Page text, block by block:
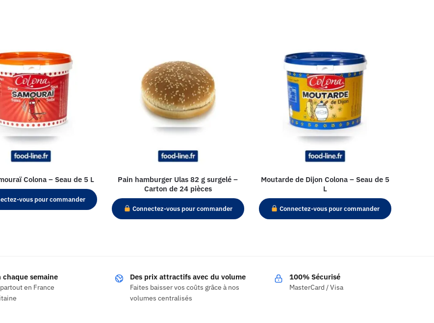
Colona – Seau de 5 L
vous pour commander
Pain hamburger Ulas 82 g surgelé –
Carton de 24 pièces
Connectez-vous pour commander
Moutarde de Dijon Colona – Seau de 5
L
Connectez-vous pour commander
chaque semaine
en France
Des prix attractifs avec du volume
Faites baisser vos coûts grâce à nos
volumes centralisés
100% Sécurisé
MasterCard / Visa